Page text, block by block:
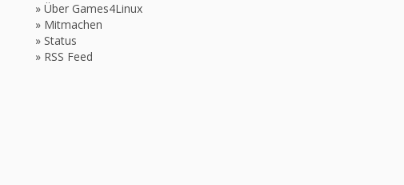
» Über Games4Linux
» Mitmachen
» Status
» RSS Feed